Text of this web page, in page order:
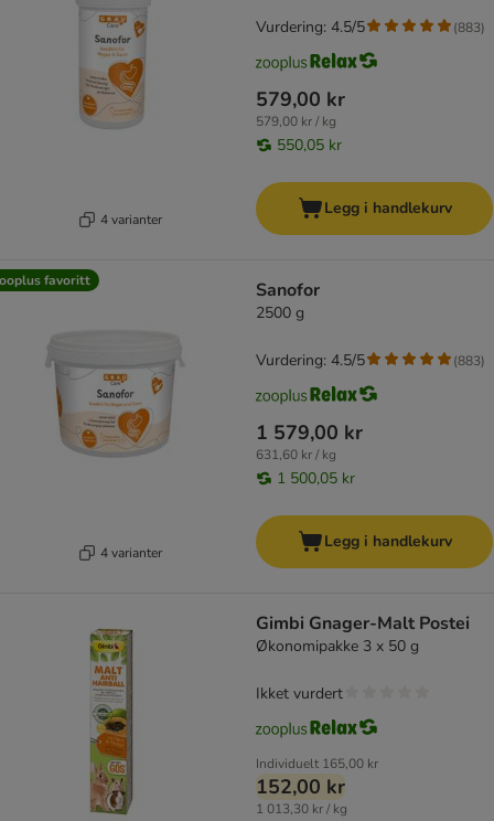
4 varianter
579,00 kr
579,00 kr / kg
550,05 kr
Vurdering: 4.5/5 (883)
Legg i handlekurv
favoritt
4 varianter
Sanofor
2500 g
1 579,00 kr
631,60 kr / kg
1 500,05 kr
Vurdering: 4.5/5 (883)
Legg i handlekurv
Gimbi Gnager-Malt Postei
Økonomipakke 3 x 50 g
Individuelt 165,00 kr
152,00 kr
1 013,30 kr / kg
Ikket vurdert